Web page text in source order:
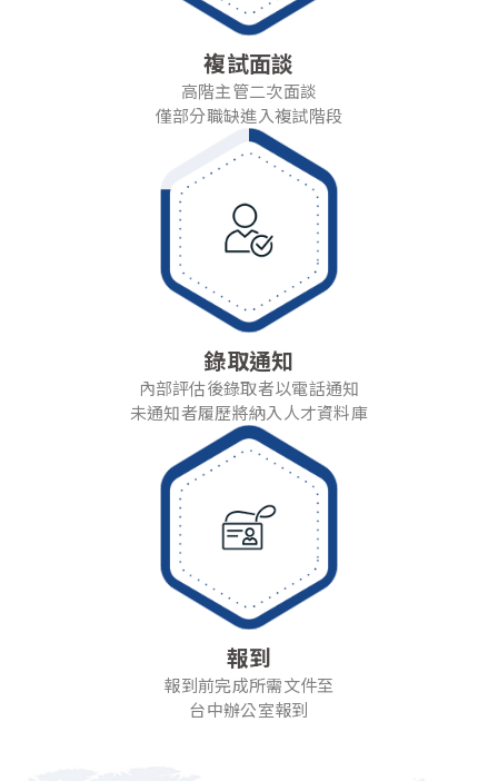
複試面談
高階主管二次面談
僅部分職缺進入複試階段
錄取通知
內部評估後錄取者以電話通知
未通知者履歷將納入人才資料庫
報到
報到前完成所需文件至
台中辦公室報到